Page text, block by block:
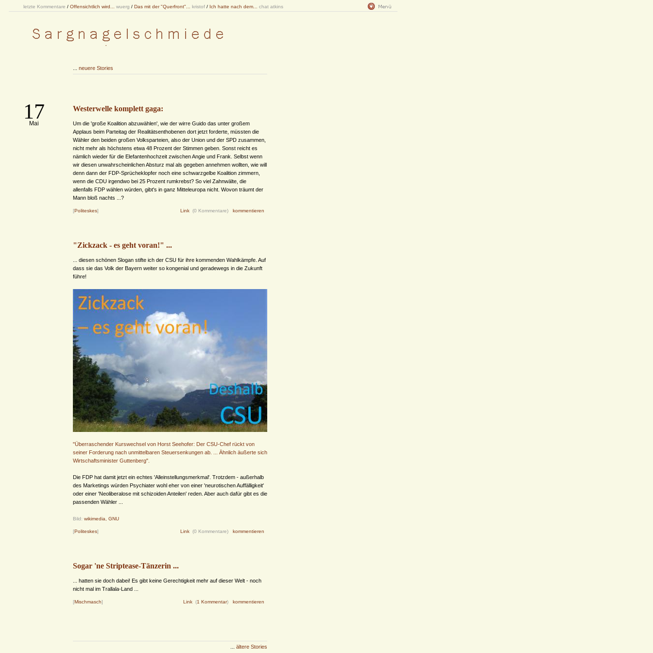
letzte Kommentare / Offensichtlich wird... wuerg / Das mit der "Querfront"... kristof / Ich hatte nach dem... chat atkins
neuere Stories
17
Mai
Westerwelle komplett gaga:
Um die 'große Koalition abzuwählen', wie der wirre Guido das unter großem
Applaus beim Parteitag der Realitätsenthobenen dort jetzt forderte, müssten die
Wähler den beiden großen Volksparteien, also der Union und der SPD zusammen,
nicht mehr als höchstens etwa 48 Prozent der Stimmen geben. Sonst reicht es
nämlich wieder für die Elefantenhochzeit zwischen Angie und Frank. Selbst wenn
wir diesen unwahrscheinlichen Absturz mal als gegeben annehmen wollten, wie will
denn dann der FDP-Sprücheklopfer noch eine schwarzgelbe Koalition zimmern,
wenn die CDU irgendwo bei 25 Prozent rumkrebst? So viel Zahnwälte, die
allenfalls FDP wählen würden, gibt's in ganz Mitteleuropa nicht. Wovon träumt der
Mann bloß nachts ...?
[Politeskes] Link (0 Kommentare) kommentieren
"Zickzack - es geht voran!" ...
... diesen schönen Slogan stifte ich der CSU für ihre kommenden Wahlkämpfe. Auf
dass sie das Volk der Bayern weiter so kongenial und geradewegs in die Zukunft
führe!
"Überraschender Kurswechsel von Horst Seehofer: Der CSU-Chef rückt von
seiner Forderung nach unmittelbaren Steuersenkungen ab. ... Ähnlich äußerte sich
Wirtschaftsminister Guttenberg".
Die FDP hat damit jetzt ein echtes 'Alleinstellungsmerkmal'. Trotzdem - außerhalb
des Marketings würden Psychiater wohl eher von einer 'neurotischen Auffälligkeit'
oder einer 'Neoliberalose mit schizoiden Anteilen' reden. Aber auch dafür gibt es die
passenden Wähler ...
Bild: wikimedia, GNU
[Politeskes] Link (0 Kommentare) kommentieren
Sogar 'ne Striptease-Tänzerin ...
... hatten sie doch dabei! Es gibt keine Gerechtigkeit mehr auf dieser Welt - noch
nicht mal im Trallala-Land ...
[Mischmasch] Link (1 Kommentar) kommentieren
ältere Stories